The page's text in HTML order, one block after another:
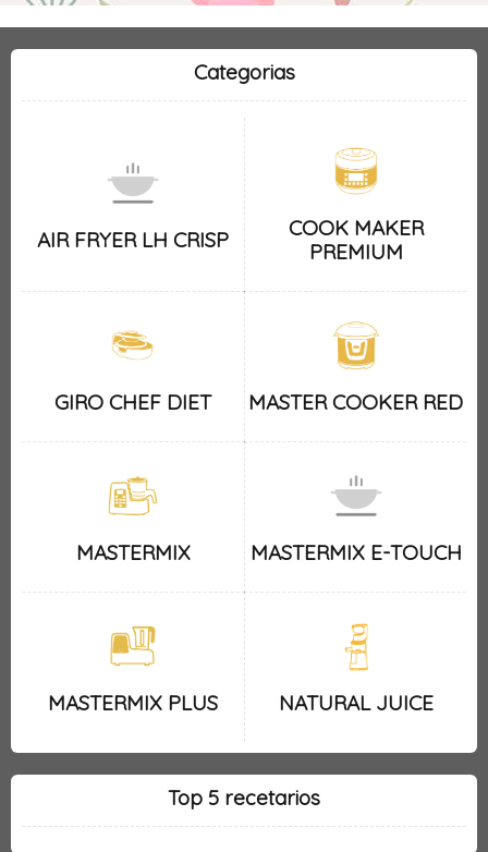
Categorias
AIR FRYER LH CRISP
COOK MAKER
PREMIUM
GIRO CHEF DIET MASTER COOKER RED
MASTERMIX MASTERMIX E-TOUCH
MASTERMIX PLUS NATURAL JUICE
Top 5 recetarios